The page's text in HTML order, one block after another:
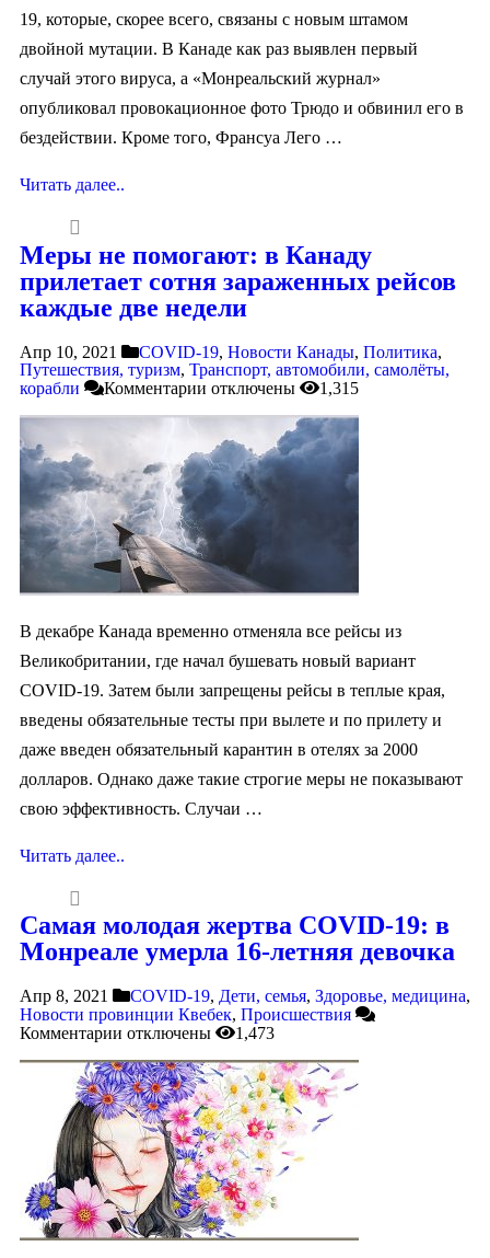
19, которые, скорее всего, связаны с новым штамом
двойной мутации. В Канаде как раз выявлен первый
случай этого вируса, а «Монреальский журнал»
опубликовал провокационное фото Трюдо и обвинил его в
бездействии. Кроме того, Франсуа Лего …
Читать далее..
Меры не помогают: в Канаду
прилетает сотня зараженных рейсов
каждые две недели
Апр 10, 2021 COVID-19, Новости Канады, Политика,
Путешествия, туризм, Транспорт, автомобили, самолёты,
корабли
Комментарии отключены 1,315
В декабре Канада временно отменяла все рейсы из
Великобритании, где начал бушевать новый вариант
COVID-19. Затем были запрещены рейсы в теплые края,
введены обязательные тесты при вылете и по прилету и
даже введен обязательный карантин в отелях за 2000
долларов. Однако даже такие строгие меры не показывают
свою эффективность. Случаи …
Читать далее..
Самая молодая жертва COVID-19: в
Монреале умерла 16-летняя девочка
Апр 8, 2021 COVID-19, Дети, семья, Здоровье, медицина,
Новости провинции Квебек, Происшествия
Комментарии отключены 1,473